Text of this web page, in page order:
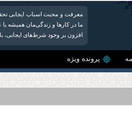
معرفت و محبت اسباب ایجابی
ما در کارها و زندگی‌مان همیشه با
افزون بر وجود شرط‌های ایجابی،
پرونده ویژه